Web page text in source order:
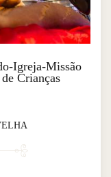
Igreja-Missão
Crianças